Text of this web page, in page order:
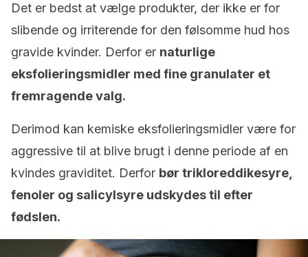
Det er bedst at vælge produkter, der ikke er for
slibende og irriterende for den følsomme hud hos
gravide kvinder. Derfor er naturlige
eksfolieringsmidler med fine granulater et
fremragende valg.
Derimod kan kemiske eksfolieringsmidler være for
aggressive til at blive brugt i denne periode af en
kvindes graviditet. Derfor bør trikloreddikesyre,
fenoler og salicylsyre udskydes til efter
fødslen.